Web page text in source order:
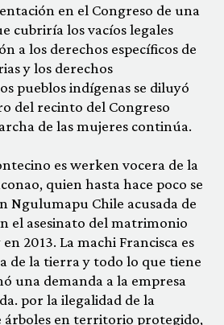
en el Congreso de una
cubriría los vacíos legales
a los derechos específicos de
y los derechos
pueblos indígenas se diluyó
del recinto del Congreso
de las mujeres continúa.
es werken vocera de la
quien hasta hace poco se
Ngulumapu Chile acusada de
el asesinato del matrimonio
2013. La machi Francisca es
de la tierra y todo lo que tiene
una demanda a la empresa
por la ilegalidad de la
árboles en territorio protegido,